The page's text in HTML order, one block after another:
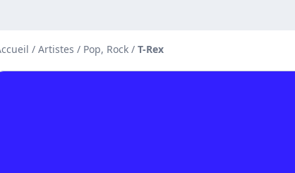
/ Artistes / Pop, Rock / T-Rex